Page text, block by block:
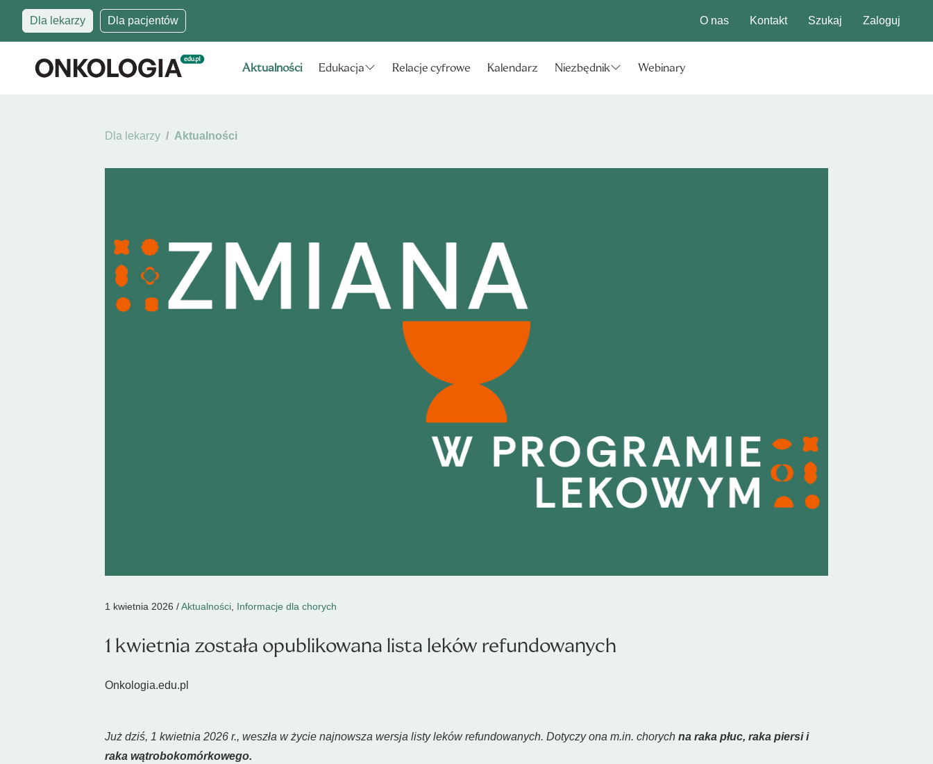
Dla lekarzy Dla pacjentów O nas Kontakt Szukaj Zaloguj
Aktualności Edukacja Relacje cyfrowe Kalendarz Niezbędnik Webinary
Dla lekarzy Aktualności
1 kwietnia 2026 /Aktualności, Informacje dla chorych
1 kwietnia została opublikowana lista leków refundowanych
Onkologia.edu.pl
Już dziś, 1 kwietnia 2026 r., weszła w życie najnowsza wersja listy leków refundowanych. Dotyczy ona m.in. chorychna raka płuc, raka piersi i
raka wątrobokomórkowego.